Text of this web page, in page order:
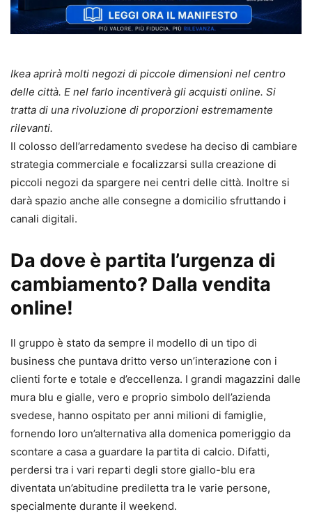
Ikea aprirà molti negozi di piccole dimensioni nel centro
delle città. E nel farlo incentiverà gli acquisti online. Si
tratta di una rivoluzione di proporzioni estremamente
rilevanti.
Il colosso dell’arredamento svedese ha deciso di cambiare
strategia commerciale e focalizzarsi sulla creazione di
piccoli negozi da spargere nei centri delle città. Inoltre si
darà spazio anche alle consegne a domicilio sfruttando i
canali digitali.
Da dove è partita l’urgenza di
cambiamento? Dalla vendita
online!
Il gruppo è stato da sempre il modello di un tipo di
business che puntava dritto verso un’interazione con i
clienti forte e totale e d’eccellenza. I grandi magazzini dalle
mura blu e gialle, vero e proprio simbolo dell’azienda
svedese, hanno ospitato per anni milioni di famiglie,
fornendo loro un’alternativa alla domenica pomeriggio da
scontare a casa a guardare la partita di calcio. Difatti,
perdersi tra i vari reparti degli store giallo-blu era
diventata un’abitudine prediletta tra le varie persone,
specialmente durante il weekend.